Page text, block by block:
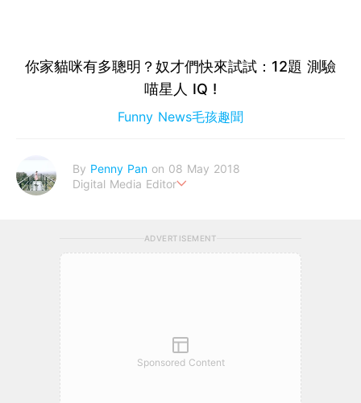
你家貓咪有多聰明？奴才們快來試試：12題 測驗
喵星人 IQ !
Funny News毛孩趣聞
By Penny Pan on 08 May 2018
Digital Media Editor
ADVERTISEMENT
Sponsored Content